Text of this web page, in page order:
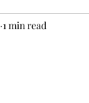
1 min read